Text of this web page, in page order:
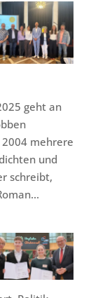
geht an
mehrere
und
schreibt,